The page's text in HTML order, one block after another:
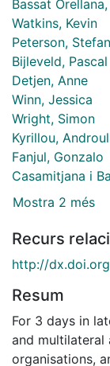
Bassat
Watkins, Kevin
Peterson, Stefan
Bijleveld, Pascal
Detjen, Anne
Winn, Jessica
Wright, Simon
Kyrillou,
Fanjul, Gonzalo
Casamitjana i
Mostra 2 més
Recurs
http://
Resum
For 3 days in
and multilateral
organisations,